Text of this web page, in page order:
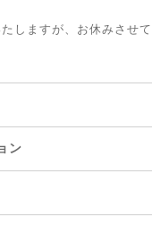
しますが、お休みさせて
ン